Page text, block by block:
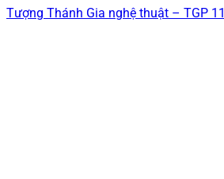
Tượng Thánh Gia nghệ thuật – TGP 11